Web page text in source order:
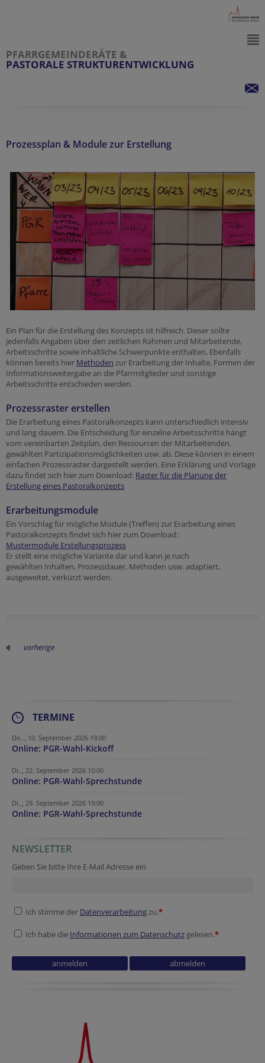
PFARRGEMEINDERÄTE &
PASTORALE STRUKTURENTWICKLUNG
Prozessplan & Module zur Erstellung
Ein Plan für die Erstellung des Konzepts ist hilfreich. Dieser sollte
jedenfalls Angaben über den zeitlichen Rahmen und Mitarbeitende,
Arbeitsschritte sowie inhaltliche Schwerpunkte enthalten. Ebenfalls
können bereits hier Methoden zur Erarbeitung der Inhalte, Formen der
Informationsweitergabe an die Pfarrmitglieder und sonstige
Arbeitsschritte entschieden werden.
Prozessraster erstellen
Die Erarbeitung eines Pastoralkonzepts kann unterschiedlich intensiv
und lang dauern. Die Entscheidung für einzelne Arbeitsschritte hängt
vom vereinbarten Zeitplan, den Ressourcen der Mitarbeitenden,
gewählten Partizipationsmöglichkeiten usw. ab. Diese können in einem
einfachen Prozessraster dargestellt werden. Eine Erklärung und Vorlage
dazu findet sich hier zum Download: Raster für die Planung der
Erstellung eines Pastoralkonzepts
Erarbeitungsmodule
Ein Vorschlag für mögliche Module (Treffen) zur Erarbeitung eines
Pastoralkonzepts findet sich hier zum Download:
Mustermodule Erstellungsprozess
Er stellt eine mögliche Variante dar und kann je nach
gewählten Inhalten, Prozessdauer, Methoden usw. adaptiert,
ausgeweitet, verkürzt werden.
vorherige
TERMINE
Do.., 10. September 2026 19:00
Online: PGR-Wahl-Kickoff
Di.., 22. September 2026 10:00
Online: PGR-Wahl-Sprechstunde
Di.., 29. September 2026 19:00
Online: PGR-Wahl-Sprechstunde
Reference
URL
Company website
NEWSLETTER
Geben Sie bitte Ihre E-Mail Adresse ein
Ich stimme der Datenverarbeitungzu.*
Ich habe die Informationen zum Datenschutz gelesen.*